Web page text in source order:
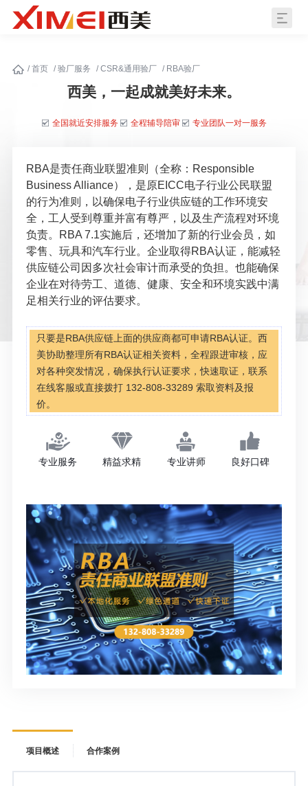
/首页 /验厂服务 /CSR&通用验厂 / RBA验厂
西美，一起成就美好未来。
全国就近安排服务 全程辅导陪审 专业团队一对一服务
RBA是责任商业联盟准则（全称：Responsible
Business Alliance），是原EICC电子行业公民联盟
的行为准则，以确保电子行业供应链的工作环境安
全，工人受到尊重并富有尊严，以及生产流程对环境
负责。RBA 7.1实施后，还增加了新的行业会员，如
零售、玩具和汽车行业。企业取得RBA认证，能减轻
供应链公司因多次社会审计而承受的负担。也能确保
企业在对待劳工、道德、健康、安全和环境实践中满
足相关行业的评估要求。
只要是RBA供应链上面的供应商都可申请RBA认证。西
美协助整理所有RBA认证相关资料，全程跟进审核，应
对各种突发情况，确保执行认证要求，快速取证，联系
在线客服或直接拨打 132-808-33289 索取资料及报
价。
专业服务 精益求精 专业讲师 良好口碑
项目概述 合作案例